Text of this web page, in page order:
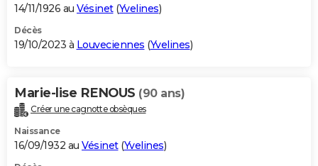
14/11/1926 au Vésinet(Yvelines)
Décès
19/10/2023 à Louveciennes (Yvelines)
Marie-lise RENOUS (90 ans)
Créer une cagnotte obsèques
Naissance
16/09/1932 au Vésinet(Yvelines)